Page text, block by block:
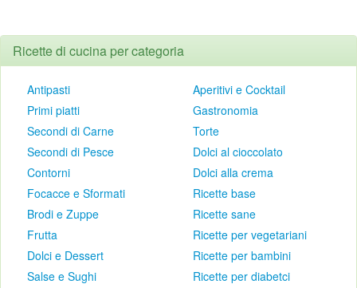
Ricette di cucina per categoria
Antipasti
Primi piatti
Secondi di Carne
Secondi di Pesce
Contorni
Focacce e Sformati
Brodi e Zuppe
Frutta
Dolci e Dessert
Salse e Sughi
Aperitivi e Cocktail
Gastronomia
Torte
Dolci al cioccolato
Dolci alla crema
Ricette base
Ricette sane
Ricette per vegetariani
Ricette per bambini
Ricette per diabetci